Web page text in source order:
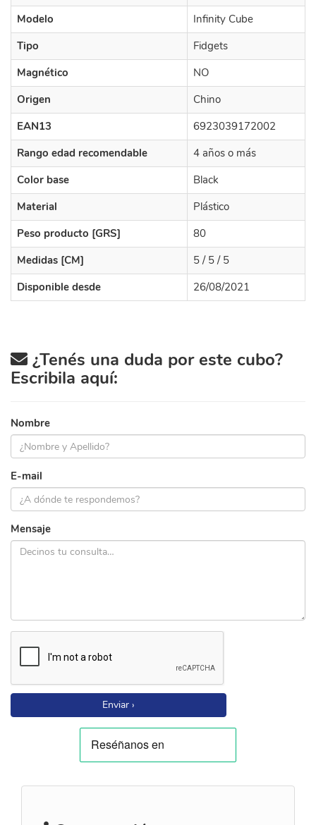
Modelo
Infinity Cube
Tipo
Fidgets
Magnético
NO
Origen
Chino
EAN13
6923039172002
Rango edad recomendable
4 años o más
Color base
Black
Material
Plástico
Peso producto [GRS]
80
Medidas [CM]
5 / 5 / 5
Disponible desde
26/08/2021
¿Tenés una duda por este cubo?
Escribila aquí:
Nombre
E-mail
Mensaje
Enviar ›